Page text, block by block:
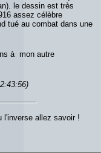
le dessin est très
assez célèbre
tué au combat dans une
à mon autre
l'inverse allez savoir !